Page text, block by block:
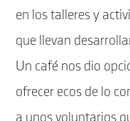
en los talleres y
que llevan
Un café nos dio
ofrecer ecos de lo
a unos voluntarios